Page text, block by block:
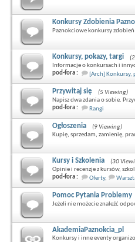
Konkursy Zdobienia
Paznokciowe konkursy
Konkursy, pokazy, targi
Informacje o konkursach i
pod-fora :
[Arch] Konkursy,
Przywitaj się
(5 Viewing)
Napisz dwa zdania o sobie.
pod-fora :
Rangi
Ogłoszenia
(9 Viewing)
Kupię, sprzedam, zamienię,
Kursy i Szkolenia
(30
Opinie i recenzje z kursów,
pod-fora :
Oferty,
Pomoc Pytania Problemy
Jeżeli nie możecie znaleźć
AkademiaPaznokcia_pl
Konkursy i inne eventy